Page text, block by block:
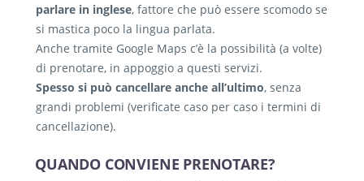
parlare in inglese, fattore che può essere scomodo se
si mastica poco la lingua parlata.
Anche tramite Google Maps c’è la possibilità (a volte)
di prenotare, in appoggio a questi servizi.
Spesso si può cancellare anche all’ultimo, senza
grandi problemi (verificate caso per caso i termini di
cancellazione).
QUANDO CONVIENE PRENOTARE?